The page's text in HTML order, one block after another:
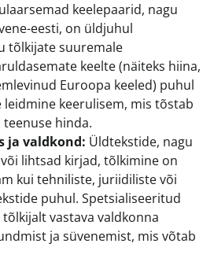
keelepaarid, nagu
eesti, on üldjuhul
tõlkijate suuremale
keelte (näiteks hiina,
Euroopa keeled) puhul
keerulisem, mis tõstab
hinda.
ja valdkond: Üldtekstide, nagu
lihtsad kirjad, tõlkimine on
kui tehniliste, juriidiliste või
puhul. Spetsialiseeritud
vastava valdkonna
ja süvenemist, mis võtab